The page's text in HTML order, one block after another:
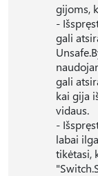
gijoms,
-
gali
gali
kai gija
vidaus.
-
labai
tikėtasi,